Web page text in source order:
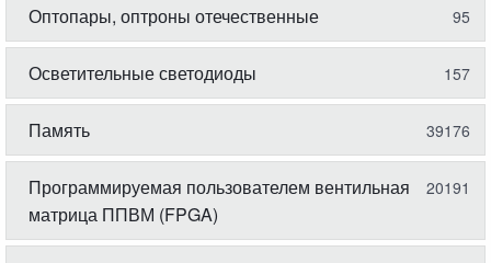
Оптопары, оптроны отечественные 95
Осветительные светодиоды 157
Память 39176
Программируемая пользователем вентильная
матрица ППВМ (FPGA)
20191